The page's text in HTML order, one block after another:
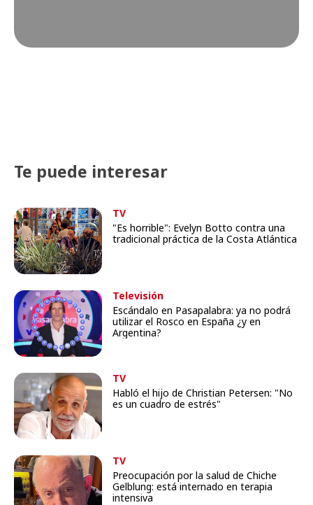
Te puede interesar
TV
"Es horrible": Evelyn Botto contra una
tradicional práctica de la Costa Atlántica
Televisión
Escándalo en Pasapalabra: ya no podrá
utilizar el Rosco en España ¿y en
Argentina?
TV
Habló el hijo de Christian Petersen: "No
es un cuadro de estrés"
TV
Preocupación por la salud de Chiche
Gelblung: está internado en terapia
intensiva